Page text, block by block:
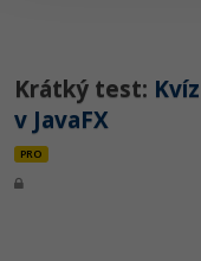
Krátký test:
v JavaFX
PRO